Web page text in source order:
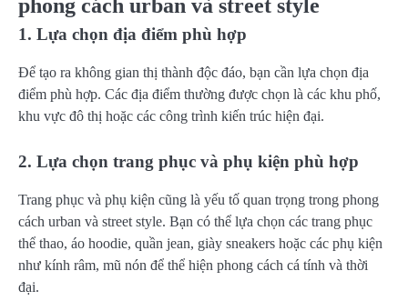
phong cách urban và street style
1. Lựa chọn địa điểm phù hợp
Để tạo ra không gian thị thành độc đáo, bạn cần lựa chọn địa
điểm phù hợp. Các địa điểm thường được chọn là các khu phố,
khu vực đô thị hoặc các công trình kiến trúc hiện đại.
2. Lựa chọn trang phục và phụ kiện phù hợp
Trang phục và phụ kiện cũng là yếu tố quan trọng trong phong
cách urban và street style. Bạn có thể lựa chọn các trang phục
thể thao, áo hoodie, quần jean, giày sneakers hoặc các phụ kiện
như kính râm, mũ nón để thể hiện phong cách cá tính và thời
đại.